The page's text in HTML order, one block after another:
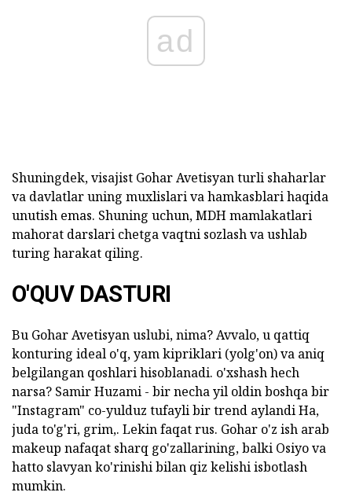
ad
Shuningdek, visajist Gohar Avetisyan turli shaharlar
va davlatlar uning muxlislari va hamkasblari haqida
unutish emas. Shuning uchun, MDH mamlakatlari
mahorat darslari chetga vaqtni sozlash va ushlab
turing harakat qiling.
O'QUV DASTURI
Bu Gohar Avetisyan uslubi, nima? Avvalo, u qattiq
konturing ideal o'q, yam kipriklari (yolg'on) va aniq
belgilangan qoshlari hisoblanadi. o'xshash hech
narsa? Samir Huzami - bir necha yil oldin boshqa bir
"Instagram" co-yulduz tufayli bir trend aylandi Ha,
juda to'g'ri, grim,. Lekin faqat rus. Gohar o'z ish arab
makeup nafaqat sharq go'zallarining, balki Osiyo va
hatto slavyan ko'rinishi bilan qiz kelishi isbotlash
mumkin.